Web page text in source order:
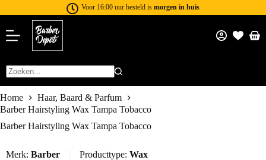
Voor 16:00 uur besteld is morgen in huis
Home
Haar, Baard & Parfum
Barber Hairstyling Wax Tampa Tobacco
Barber Hairstyling Wax Tampa Tobacco
Merk: Barber Producttype: Wax